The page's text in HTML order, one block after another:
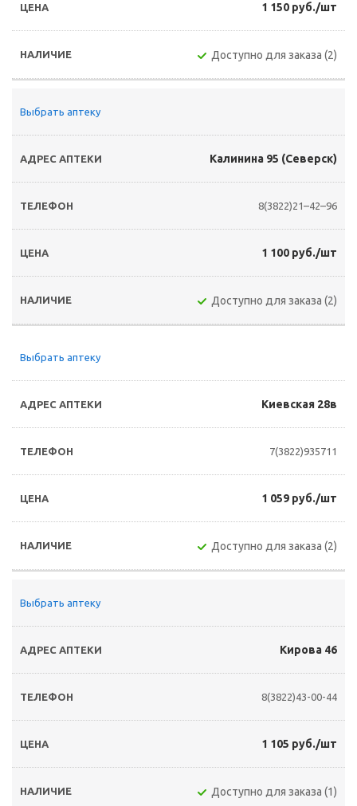
1 150 руб./шт
Доступно для заказа (2)
Выбрать аптеку
Калинина 95 (Северск)
8(3822)21–42–96
1 100 руб./шт
Доступно для заказа (2)
Выбрать аптеку
Киевская 28в
7(3822)935711
1 059 руб./шт
Доступно для заказа (2)
Выбрать аптеку
Кирова 46
8(3822)43-00-44
1 105 руб./шт
Доступно для заказа (1)